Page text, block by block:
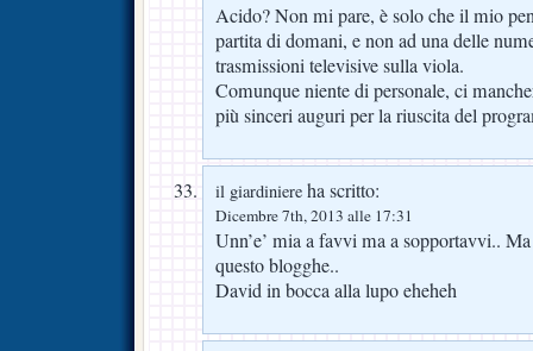
Acido? Non mi pare, è solo che il mio
partita di domani, e non ad una delle
trasmissioni televisive sulla viola.
Comunque niente di personale, ci
più sinceri auguri per la riuscita del
il giardiniere ha scritto:
Dicembre 7th, 2013 alle 17:31
Unn’e’ mia a favvi ma a sopportavvi..
questo blogghe..
David in bocca alla lupo eheheh